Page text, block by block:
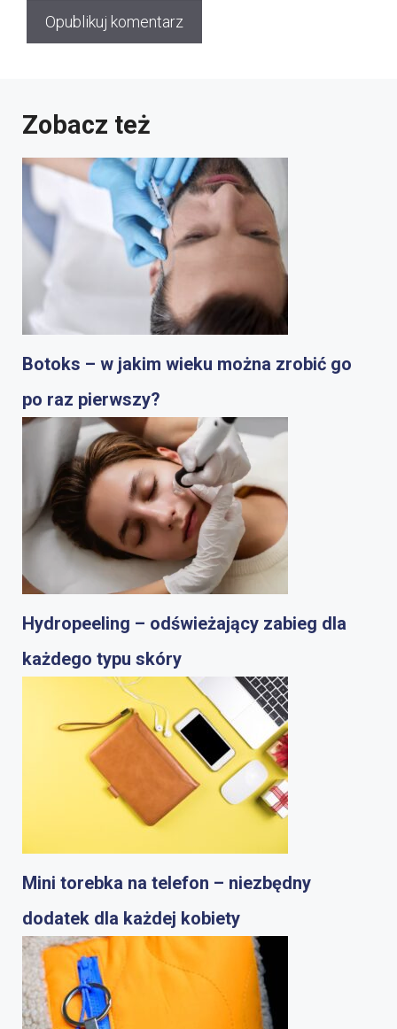
Zobacz też
Botoks – w jakim wieku można zrobić go
po raz pierwszy?
Hydropeeling – odświeżający zabieg dla
każdego typu skóry
Mini torebka na telefon – niezbędny
dodatek dla każdej kobiety